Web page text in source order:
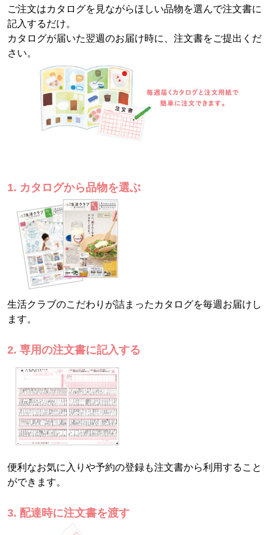
ご注文はカタログを見ながらほしい品物を選んで注文書に
記入するだけ。
カタログが届いた翌週のお届け時に、注文書をご提出くだ
さい。
1. カタログから品物を選ぶ
生活クラブのこだわりが詰まったカタログを毎週お届けし
ます。
2. 専用の注文書に記入する
便利なお気に入りや予約の登録も注文書から利用すること
ができます。
3. 配達時に注文書を渡す